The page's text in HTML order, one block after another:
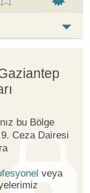
bu Bölge
Ceza Dairesi
veya